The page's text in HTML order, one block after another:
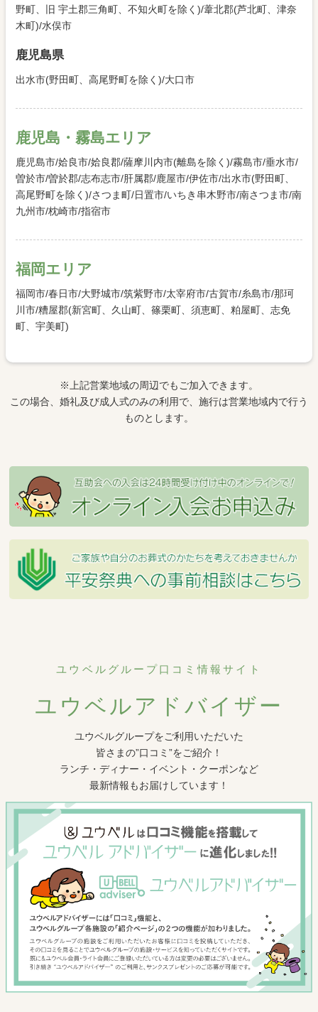
野町、旧 宇土郡三角町、不知火町を除く)/葦北郡(芦北町、津奈
木町)/水俣市
鹿児島県
出水市(野田町、高尾野町を除く)/大口市
鹿児島・霧島エリア
鹿児島市/姶良市/姶良郡/薩摩川内市(離島を除く)/霧島市/垂水市/
曽於市/曽於郡/志布志市/肝属郡/鹿屋市/伊佐市/出水市(野田町、
高尾野町を除く)/さつま町/日置市/いちき串木野市/南さつま市/南
九州市/枕崎市/指宿市
福岡エリア
福岡市/春日市/大野城市/筑紫野市/太宰府市/古賀市/糸島市/那珂
川市/糟屋郡(新宮町、久山町、篠栗町、須恵町、粕屋町、志免
町、宇美町)
※上記営業地域の周辺でもご加入できます。
この場合、婚礼及び成人式のみの利用で、施行は営業地域内で行う
ものとします。
ユウベルグループ口コミ情報サイト
ユウベルアドバイザー
ユウベルグループをご利用いただいた
皆さまの”口コミ”をご紹介！
ランチ・ディナー・イベント・クーポンなど
最新情報もお届けしています！